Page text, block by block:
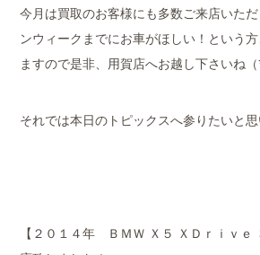
今月は買取のお客様にも多数ご来店いた
ンウィークまでにお車がほしい！という
ますので是非、用賀店へお越し下さいね（
それでは本日のトピックスへ参りたいと
【２０１４年 ＢＭＷ Ｘ５ ＸＤｒｉｖｅ